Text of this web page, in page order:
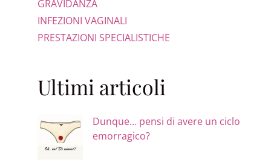
GRAVIDANZA
INFEZIONI VAGINALI
PRESTAZIONI SPECIALISTICHE
Ultimi articoli
Dunque… pensi di avere un ciclo
emorragico?